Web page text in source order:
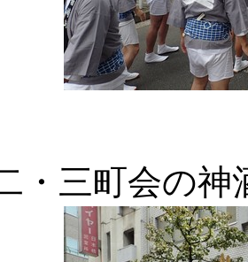
・三町会の